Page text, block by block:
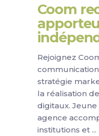
Coom
Rejoignez
stratégie
la réalisation
digitaux.
agence
institutions et